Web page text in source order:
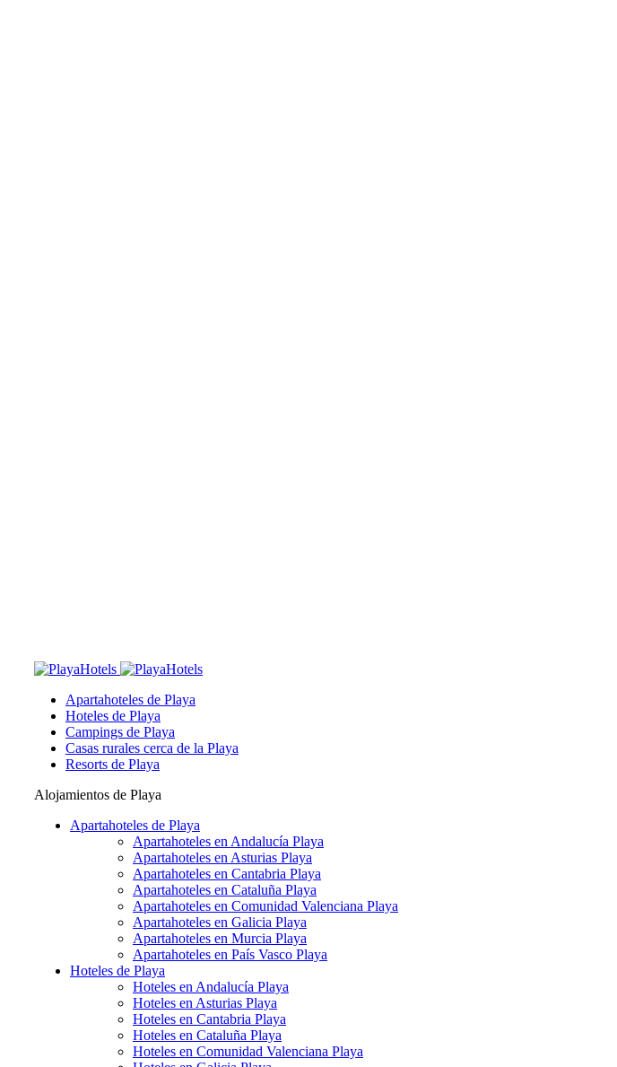
Apartahoteles de Playa
Hoteles de Playa
Campings de Playa
Casas rurales cerca de la Playa
Resorts de Playa
Alojamientos de Playa
Apartahoteles de Playa
Apartahoteles en Andalucía Playa
Apartahoteles en Asturias Playa
Apartahoteles en Cantabria Playa
Apartahoteles en Cataluña Playa
Apartahoteles en Comunidad Valenciana Playa
Apartahoteles en Galicia Playa
Apartahoteles en Murcia Playa
Apartahoteles en País Vasco Playa
Hoteles de Playa
Hoteles en Andalucía Playa
Hoteles en Asturias Playa
Hoteles en Cantabria Playa
Hoteles en Cataluña Playa
Hoteles en Comunidad Valenciana Playa